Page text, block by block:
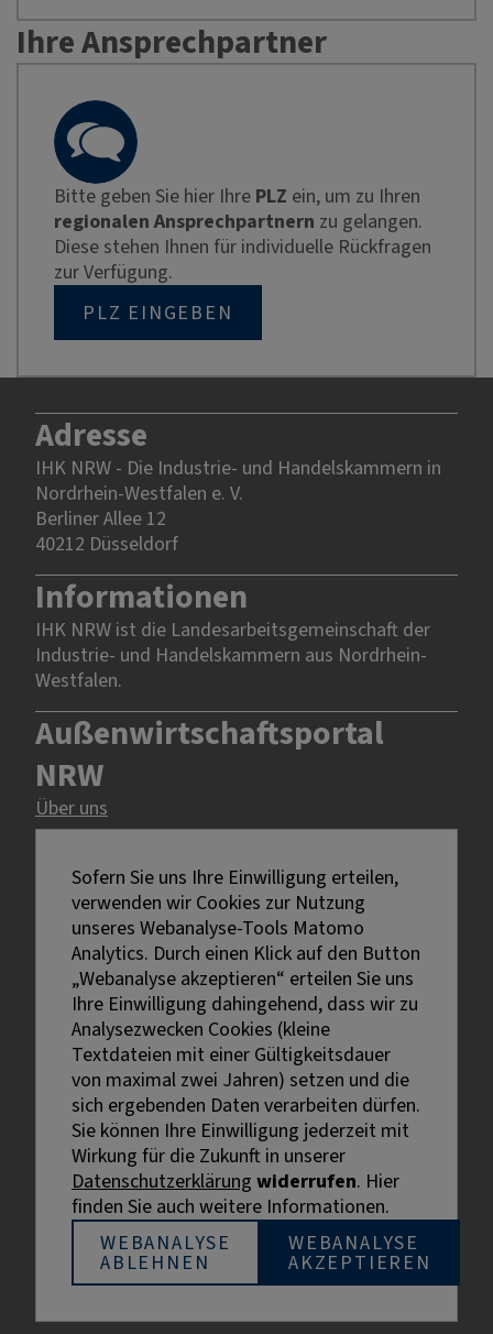
Ihre Ansprechpartner
Bitte geben Sie hier Ihre PLZ ein, um zu Ihren
regionalen Ansprechpartnern zu gelangen.
Diese stehen Ihnen für individuelle Rückfragen
zur Verfügung.
PLZ EINGEBEN
Adresse
IHK NRW - Die Industrie- und Handelskammern in
Nordrhein-Westfalen e. V.
Berliner Allee 12
40212 Düsseldorf
Informationen
IHK NRW ist die Landesarbeitsgemeinschaft der
Industrie- und Handelskammern aus Nordrhein-
Westfalen.
Außenwirtschaftsportal
NRW
Über uns
Rechtliches
Impressum
Datenschutz
Erklärung zur Barrierefreiheit
Bildnachweise
Externe Links sind mit dem Symbol
gekennzeichnet.
Bei personenbezogenen Bezeichnungen wurde aus
Gründen der besseren Lesbarkeit die männliche
Bezeichnung gewählt. Gemeint sind stets alle
Geschlechter.
Sofern Sie uns Ihre Einwilligung erteilen,
verwenden wir Cookies zur Nutzung
unseres Webanalyse-Tools Matomo
Analytics. Durch einen Klick auf den Button
„Webanalyse akzeptieren“ erteilen Sie uns
Ihre Einwilligung dahingehend, dass wir zu
Analysezwecken Cookies (kleine
Textdateien mit einer Gültigkeitsdauer
von maximal zwei Jahren) setzen und die
sich ergebenden Daten verarbeiten dürfen.
Sie können Ihre Einwilligung jederzeit mit
Wirkung für die Zukunft in unserer
Datenschutzerklärung widerrufen. Hier
finden Sie auch weitere Informationen.
WEBANALYSE
ABLEHNEN
WEBANALYSE
AKZEPTIEREN